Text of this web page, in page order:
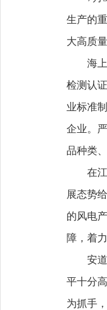
生产的
大高质
海
检测认
业标准
企业。
品种类
在
展态势
的风电
障，着
安
平十分
为抓手